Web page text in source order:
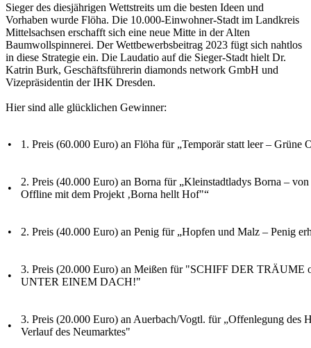
Sieger des diesjährigen Wettstreits um die besten Ideen und
Vorhaben wurde Flöha. Die 10.000-Einwohner-Stadt im Landkreis
Mittelsachsen erschafft sich eine neue Mitte in der Alten
Baumwollspinnerei. Der Wettbewerbsbeitrag 2023 fügt sich nahtlos
in diese Strategie ein. Die Laudatio auf die Sieger-Stadt hielt Dr.
Katrin Burk, Geschäftsführerin diamonds network GmbH und
Vizepräsidentin der IHK Dresden.
Hier sind alle glücklichen Gewinner:
• 1. Preis (60.000 Euro) an Flöha für „Temporär statt leer – Grüne
•
2. Preis (40.000 Euro) an Borna für „Kleinstadtladys Borna –
Offline mit dem Projekt ‚Borna hellt Hof"“
• 2. Preis (40.000 Euro) an Penig für „Hopfen und Malz – Penig
•
3. Preis (20.000 Euro) an Meißen für "SCHIFF DER TRÄUME
UNTER EINEM DACH!"
•
3. Preis (20.000 Euro) an Auerbach/Vogtl. für „Offenlegung des
Verlauf des Neumarktes"